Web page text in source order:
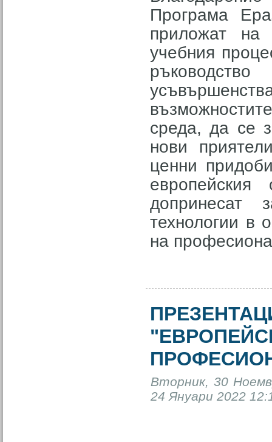
Програма
приложат на
учебния
среда, да се
нови
ценни
технологии в
на
Вторник, 30
24 Януари 2022